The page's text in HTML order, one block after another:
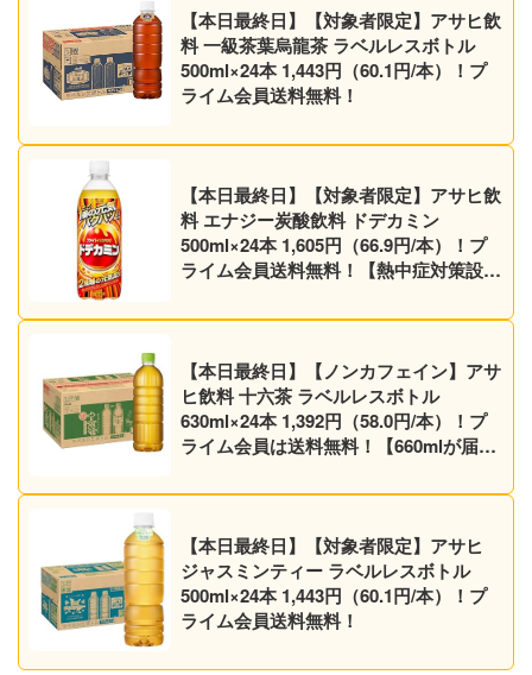
【本日最終日】【対象者限定】アサヒ飲
料 一級茶葉烏龍茶 ラベルレスボトル
500ml×24本 1,443円（60.1円/本）！プ
ライム会員送料無料！
【本日最終日】【対象者限定】アサヒ飲
料 エナジー炭酸飲料 ドデカミン
500ml×24本 1,605円（66.9円/本）！プ
ライム会員送料無料！【熱中症対策設
【本日最終日】【ノンカフェイン】アサ
ヒ飲料 十六茶 ラベルレスボトル
630ml×24本 1,392円（58.0円/本）！プ
ライム会員は送料無料！【660mlが届く
【本日最終日】【対象者限定】アサヒ
ジャスミンティー ラベルレスボトル
500ml×24本 1,443円（60.1円/本）！プ
ライム会員送料無料！